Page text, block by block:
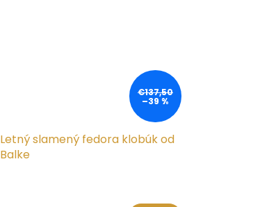
€137,50
–39 %
Letný slamený fedora klobúk od
Balke